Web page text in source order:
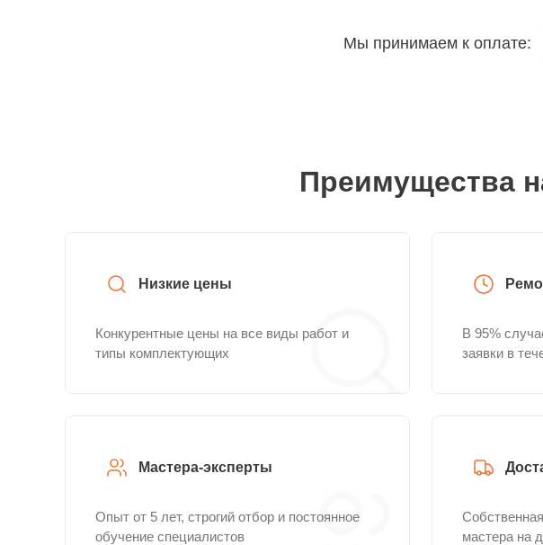
Мы принимаем к оплате:
Преимущества
Низкие цены
Конкурентные цены на все виды работ и
типы комплектующих
В 95%
заявки в
Мастера-эксперты
Опыт от 5 лет, строгий отбор и постоянное
обучение специалистов
мастера на